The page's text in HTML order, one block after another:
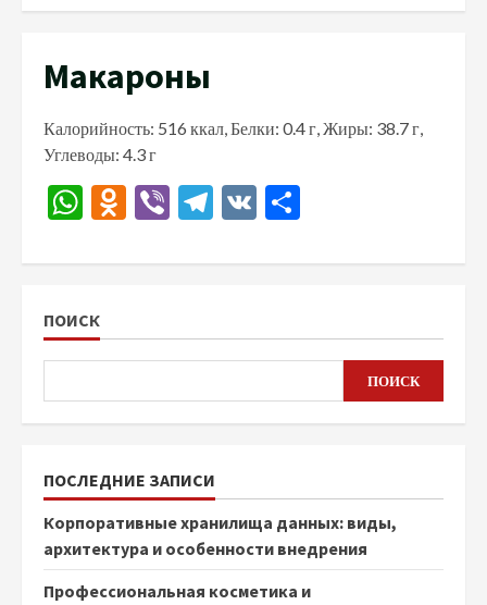
Макароны
Калорийность: 516 ккал, Белки: 0.4 г, Жиры: 38.7 г,
Углеводы: 4.3 г
WhatsApp
Odnoklassniki
ViberTelegram
VK
ПОИСК
ПОИСК
ПОСЛЕДНИЕ ЗАПИСИ
Корпоративные хранилища данных: виды,
архитектура и особенности внедрения
Профессиональная косметика и